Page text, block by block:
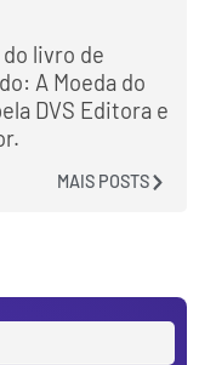
livro de
A Moeda do
DVS Editora e
MAIS POSTS